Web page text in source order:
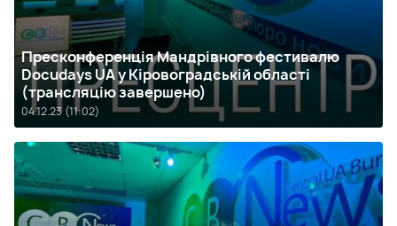
Пресконференція Мандрівного фестивалю
Docudays UA у Кіровоградській області
(трансляцію завершено)
04.12.23 (11:02)